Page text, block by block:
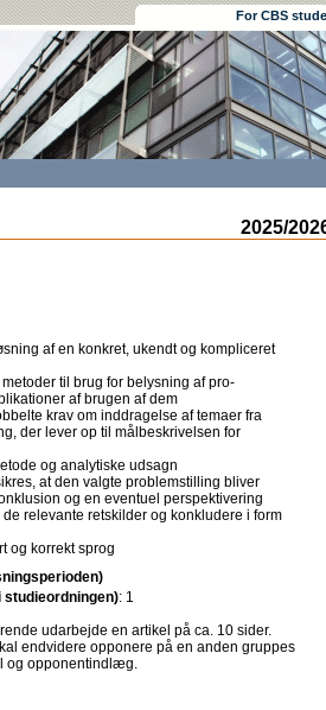
For CBS
2025/
af en konkret, ukendt og kompliceret
til brug for belysning af pro-
af brugen af dem
krav om inddragelse af temaer fra
der lever op til målbeskrivelsen for
og analytiske udsagn
at den valgte problemstilling bliver
og en eventuel perspektivering
relevante retskilder og konkludere i form
og korrekt sprog
: 1
udarbejde en artikel på ca. 10 sider.
endvidere opponere på en anden gruppes
og opponentindlæg.